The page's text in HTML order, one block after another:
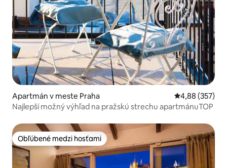
Apartmán v meste Praha Priemerné
4,88 (357)
Najlepší možný výhľad na pražskú strechu apartmánuTOP
Obľúbené medzi hosťami
Obľúbené medzi hosťami